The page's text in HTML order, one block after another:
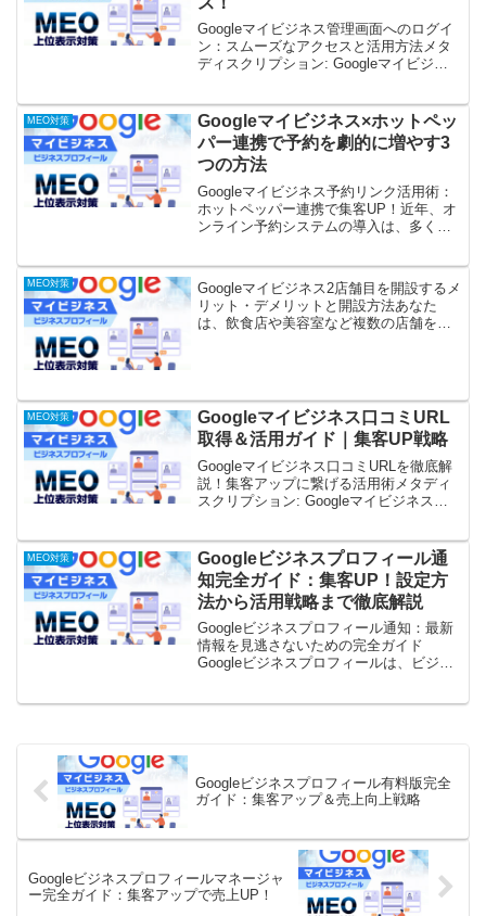
Googleマイビジネス管理画面へのログイ
ン：スムーズなアクセスと活用方法メタ
ディスクリプション: Googleマイビジネ
な活用方法をステップごとに説明しま
す。売上アッ...
MEO対策
Googleマイビジネス×ホットペッ
パー連携で予約を劇的に増やす3
つの方法
Googleマイビジネス予約リンク活用術：
ホットペッパー連携で集客UP！近年、オ
ンライン予約システムの導入は、多くの
重要な業種では、効率的な予約システム
の構築が顧客満足...
MEO対策
Googleマイビジネス2店舗目を開設するメ
リット・デメリットと開設方法あなた
は、飲食店や美容室など複数の店舗を経
MEO対策
Googleマイビジネス口コミURL
取得＆活用ガイド｜集客UP戦略
Googleマイビジネス口コミURLを徹底解
説！集客アップに繋げる活用術メタディ
スクリプション: Googleマイビジネスの
上に繋がる具体的な手順と活用事例を紹
介。今...
MEO対策
Googleビジネスプロフィール通
知完全ガイド：集客UP！設定方
法から活用戦略まで徹底解説
Googleビジネスプロフィール通知：最新
情報を見逃さないための完全ガイド
Googleビジネスプロフィールは、ビジネ
Googleビジネスプロフィール有料版完全
ガイド：集客アップ＆売上向上戦略
Googleビジネスプロフィールマネージャ
ー完全ガイド：集客アップで売上UP！